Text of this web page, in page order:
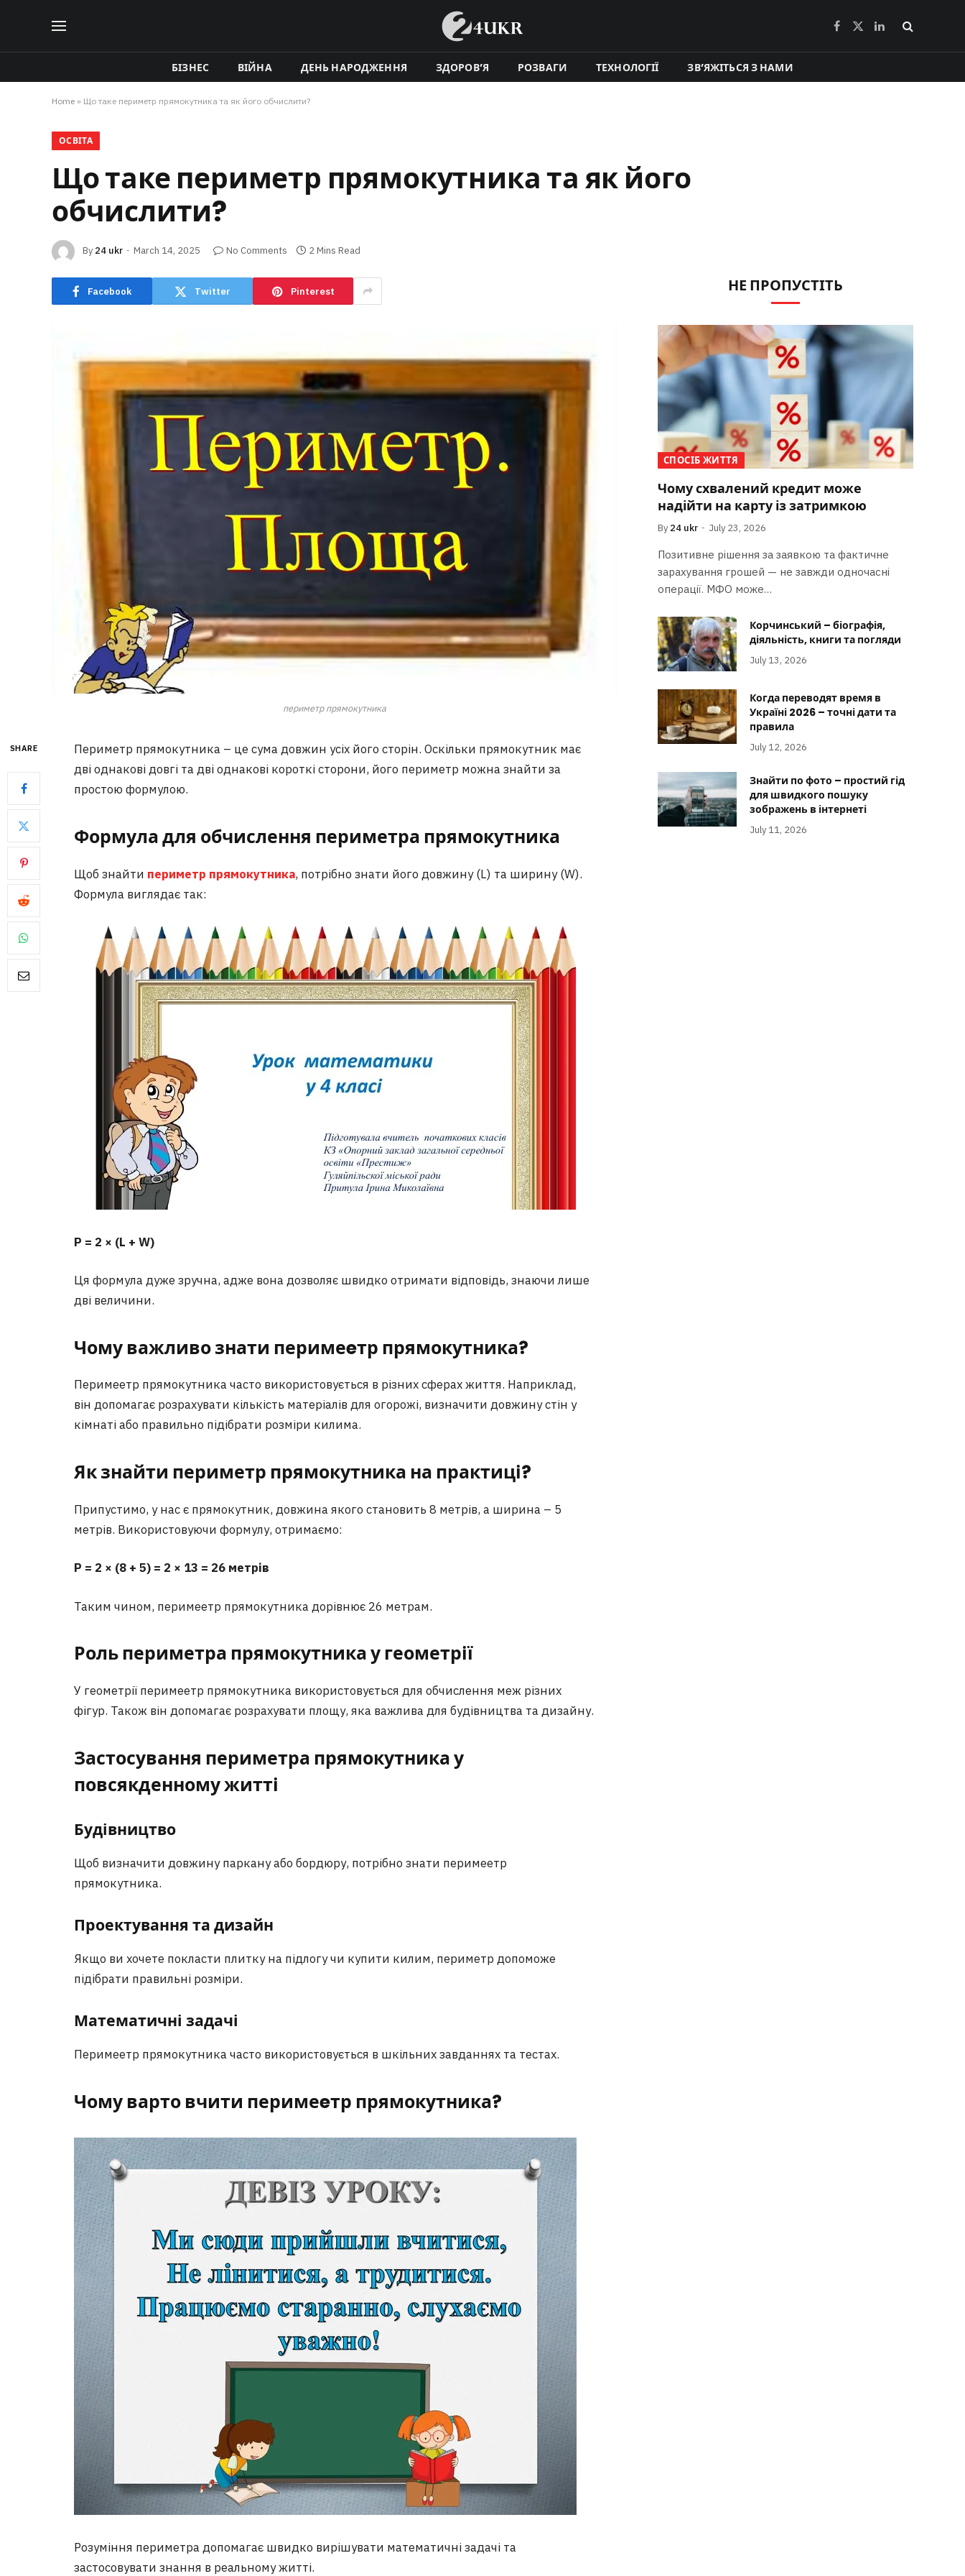
Facebook
X
LinkedIn
БІЗНЕС ВІЙНА ДЕНЬ НАРОДЖЕННЯ ЗДОРОВ’Я РОЗВАГИ ТЕХНОЛОГІЇ ЗВ’ЯЖІТЬСЯ З НАМИ
Home » Що таке периметр прямокутника та як його обчислити?
ОСВІТА
Що таке периметр прямокутника та як його
обчислити?
By 24 ukr March 14, 2025 No Comments 2 Mins Read
Facebook Twitter Pinterest
периметр прямокутника
SHARE
Периметр прямокутника – це сума довжин усіх його сторін. Оскільки прямокутник має
дві однакові довгі та дві однакові короткі сторони, його периметр можна знайти за
простою формулою.
Формула для обчислення периметра прямокутника
Щоб знайти периметр прямокутника, потрібно знати його довжину (L) та ширину (W).
Формула виглядає так:
P = 2 × (L + W)
Ця формула дуже зручна, адже вона дозволяє швидко отримати відповідь, знаючи лише
дві величини.
Чому важливо знати перимеeтр прямокутника?
Перимеeтр прямокутника часто використовується в різних сферах життя. Наприклад,
він допомагає розрахувати кількість матеріалів для огорожі, визначити довжину стін у
кімнаті або правильно підібрати розміри килима.
Як знайти периметр прямокутника на практиці?
Припустимо, у нас є прямокутник, довжина якого становить 8 метрів, а ширина – 5
метрів. Використовуючи формулу, отримаємо:
P = 2 × (8 + 5) = 2 × 13 = 26 метрів
Таким чином, перимеeтр прямокутника дорівнює 26 метрам.
Роль периметра прямокутника у геометрії
У геометрії перимеeтр прямокутника використовується для обчислення меж різних
фігур. Також він допомагає розрахувати площу, яка важлива для будівництва та дизайну.
Застосування периметра прямокутника у
повсякденному житті
Будівництво
Щоб визначити довжину паркану або бордюру, потрібно знати перимеeтр
прямокутника.
Проектування та дизайн
Якщо ви хочете покласти плитку на підлогу чи купити килим, периметр допоможе
підібрати правильні розміри.
Математичні задачі
Перимеeтр прямокутника часто використовується в шкільних завданнях та тестах.
Чому варто вчити перимеeтр прямокутника?
Розуміння периметра допомагає швидко вирішувати математичні задачі та
застосовувати знання в реальному житті.
НЕ ПРОПУСТІТЬ
СПОСІБ ЖИТТЯ
Чому схвалений кредит може
надійти на карту із затримкою
By 24 ukr July 23, 2026
Позитивне рішення за заявкою та фактичне
зарахування грошей — не завжди одночасні
операції. МФО може…
Корчинський – біографія,
діяльність, книги та погляди
July 13, 2026
Когда переводят время в
Україні 2026 – точні дати та
правила
July 12, 2026
Знайти по фото – простий гід
для швидкого пошуку
зображень в інтернеті
July 11, 2026